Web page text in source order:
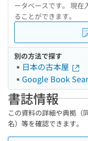
ータベースです。 現在
ることができます。
別の方法で探す
日本の古本屋
Google Book
書誌情報
この資料の詳細や典拠（
名）等を確認できます。